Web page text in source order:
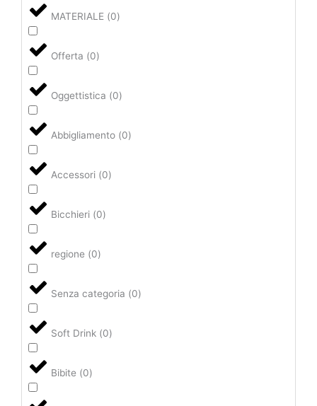
MATERIALE (0)
Offerta (0)
Oggettistica (0)
Abbigliamento (0)
Accessori (0)
Bicchieri (0)
regione (0)
Senza categoria (0)
Soft Drink (0)
Bibite (0)